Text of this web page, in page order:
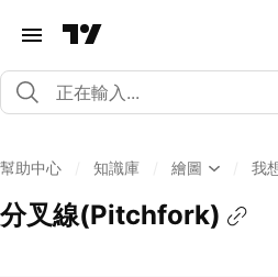
幫助中心 知識庫 繪圖 我
分叉線(Pitchfork)